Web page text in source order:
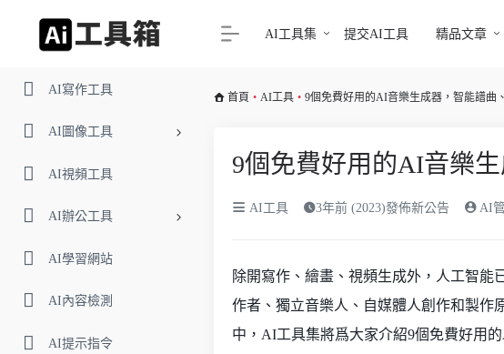
AI寫作工具
AI圖像工具
AI視頻工具
AI辦公工具
AI學習網站
AI內容檢測
AI提示指令
AI工具集 提交AI工具 精品文章
首頁 • AI工具 • 9個免費好用的AI音樂生成器，智能譜曲
9個免費好用的AI音樂
AI工具 3年前 (2023)發佈新公告 AI
除開寫作、繪畫、視頻生成外，人工智能
作者、獨立音樂人、自媒體人創作和製作
中，AI工具集將爲大家介紹9個免費好用